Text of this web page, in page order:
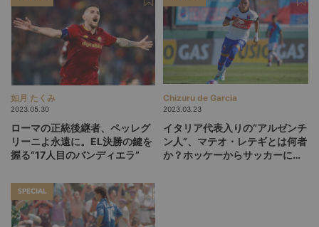
如月 たくみ
2023.05.30
ローマの正統後継者、ペッレグ
リーニよ永遠に。EL決勝の鍵を
握る“17人目のバンディエラ”
Chizuru de Garcia
2023.03.23
イタリア代表入りの“アルゼンチ
ン人”、マテオ・レテギとは何者
か？ホッケーからサッカーに転
SPECIAL